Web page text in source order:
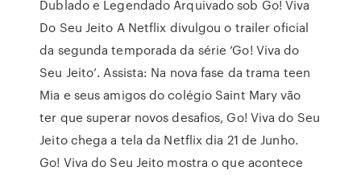
Dublado e Legendado Arquivado sob Go! Viva
Do Seu Jeito A Netflix divulgou o trailer oficial
da segunda temporada da série ‘Go! Viva do
Seu Jeito’. Assista: Na nova fase da trama teen
Mia e seus amigos do colégio Saint Mary vão
ter que superar novos desafios, Go! Viva do Seu
Jeito chega a tela da Netflix dia 21 de Junho.
Go! Viva do Seu Jeito mostra o que acontece